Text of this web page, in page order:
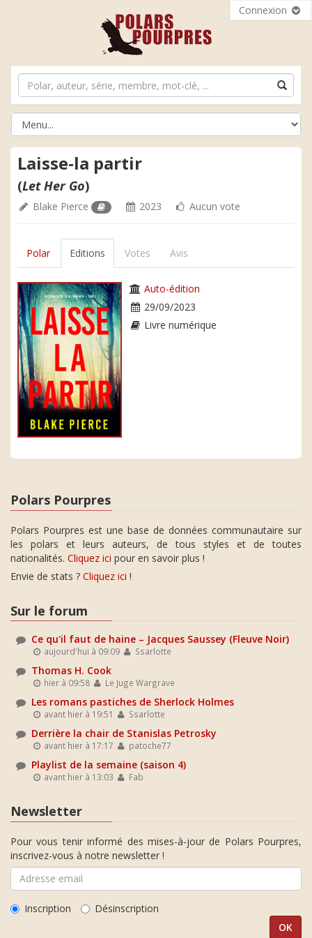
Connexion
Laisse-la partir
(Let Her Go)
Blake Pierce 2023 Aucun vote
Polar Editions Votes Avis
Auto-édition
29/09/2023
Livre numérique
Polars Pourpres
Polars Pourpres est une base de données communautaire sur
les polars et leurs auteurs, de tous styles et de toutes
nationalités. Cliquez ici pour en savoir plus !
Envie de stats ? Cliquez ici !
Sur le forum
Ce qu'il faut de haine – Jacques Saussey (Fleuve Noir)
aujourd'hui à 09:09 Ssarlotte
Thomas H. Cook
hier à 09:58 Le Juge Wargrave
Les romans pastiches de Sherlock Holmes
avant hier à 19:51 Ssarlotte
Derrière la chair de Stanislas Petrosky
avant hier à 17:17 patoche77
Playlist de la semaine (saison 4)
avant hier à 13:03 Fab
Newsletter
Pour vous tenir informé des mises-à-jour de Polars Pourpres,
inscrivez-vous à notre newsletter !
Inscription Désinscription